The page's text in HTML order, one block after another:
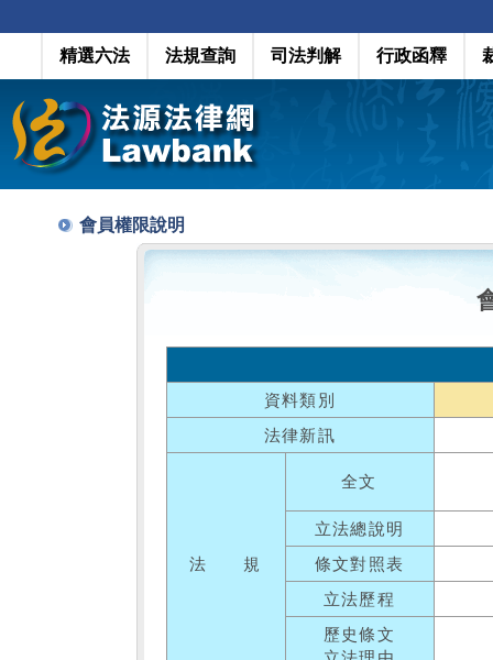
精選六法 法規查詢 司法判解 行政函釋
會員權限說明
資料類別
法律新訊
法 規
全文
立法總說明
條文對照表
立法歷程
歷史條文